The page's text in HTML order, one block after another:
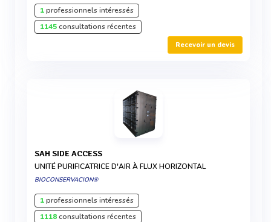
1professionnels intéressés
1145consultations récentes
Recevoir un devis
SAH SIDE ACCESS
UNITÉ PURIFICATRICE D'AIR À FLUX HORIZONTAL
BIOCONSERVACION®
1professionnels intéressés
1118consultations récentes